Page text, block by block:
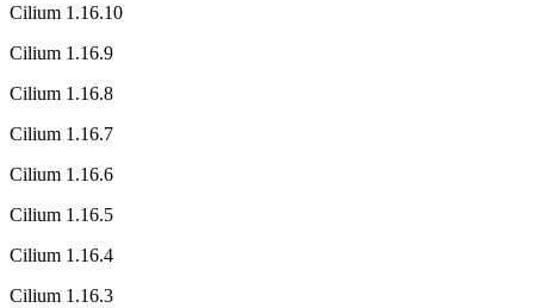
Cilium 1.16.10
Cilium 1.16.9
Cilium 1.16.8
Cilium 1.16.7
Cilium 1.16.6
Cilium 1.16.5
Cilium 1.16.4
Cilium 1.16.3